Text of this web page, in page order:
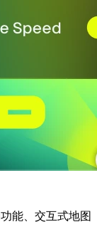
能、交互式地图